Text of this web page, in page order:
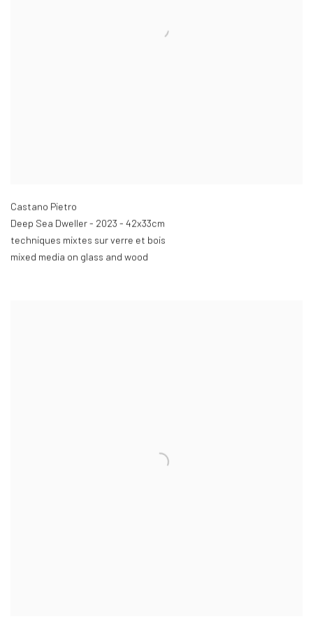
Castano Pietro
Deep Sea Dweller - 2023 - 42x33cm
techniques mixtes sur verre et bois
mixed media on glass and wood